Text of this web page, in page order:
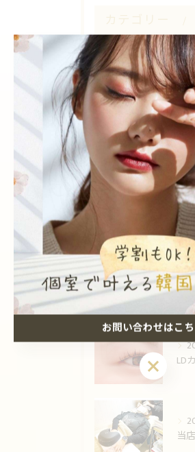
カテゴリー
全てのカテゴリー
Sea pear 鳳店
Sea pear 深井店
韓国風
個室
エクステ
眉毛ワックス
最近の投稿
LD
お問い合わせはこ
お問い合わせはこ